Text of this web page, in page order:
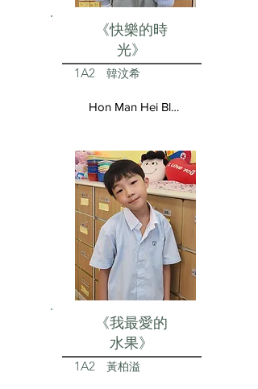
《快樂的時
光》
1A2 韓汶希
Hon Man Hei Blair
《我最愛的
水果》
1A2 黃柏溢